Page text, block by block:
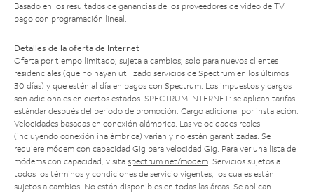
Basado en los resultados de ganancias de los proveedores de video de TV
pago con programación lineal.
Detalles de la oferta de Internet
Oferta por tiempo limitado; sujeta a cambios; solo para nuevos clientes
residenciales (que no hayan utilizado servicios de Spectrum en los últimos
30 días) y que estén al día en pagos con Spectrum. Los impuestos y cargos
son adicionales en ciertos estados. SPECTRUM INTERNET: se aplican tarifas
estándar después del período de promoción. Cargo adicional por instalación.
Velocidades basadas en conexión alámbrica. Las velocidades reales
(incluyendo conexión inalámbrica) varían y no están garantizadas. Se
requiere módem con capacidad Gig para velocidad Gig. Para ver una lista de
módems con capacidad, visita spectrum.net/modem. Servicios sujetos a
todos los términos y condiciones de servicio vigentes, los cuales están
sujetos a cambios. No están disponibles en todas las áreas. Se aplican